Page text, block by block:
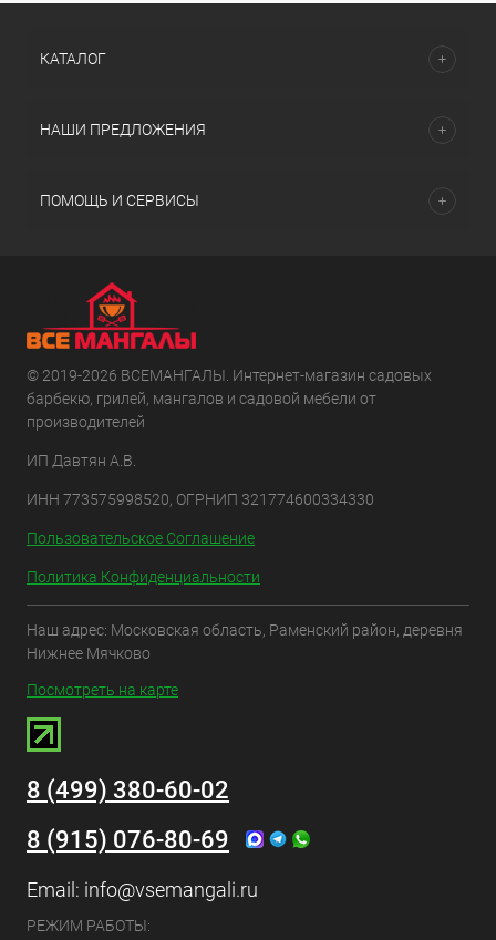
КАТАЛОГ
НАШИ ПРЕДЛОЖЕНИЯ
ПОМОЩЬ И СЕРВИСЫ
© 2019-2026 ВСЕМАНГАЛЫ. Интернет-магазин садовых
барбекю, грилей, мангалов и садовой мебели от
производителей
ИП Давтян А.В.
ИНН 773575998520, ОГРНИП 321774600334330
Пользовательское Соглашение
Политика Конфиденциальности
Наш адрес: Московская область, Раменский район, деревня
Нижнее Мячково
Посмотреть на карте
8 (499) 380-60-02
8 (915) 076-80-69
Email: info@vsemangali.ru
РЕЖИМ РАБОТЫ: